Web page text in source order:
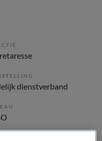
dienstverband